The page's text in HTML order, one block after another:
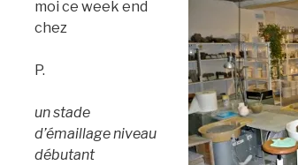
moi ce week end
chez
P.
un stade
d’émaillage niveau
débutant